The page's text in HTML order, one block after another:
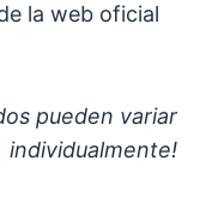
la web oficial
pueden variar
individualmente!